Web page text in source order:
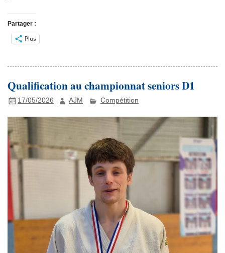
Partager :
Plus
Qualification au championnat seniors D1
17/05/2026 AJM Compétition